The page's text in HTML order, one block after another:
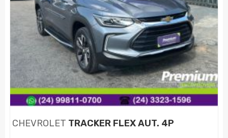
CHEVROLET TRACKER FLEX AUT. 4P